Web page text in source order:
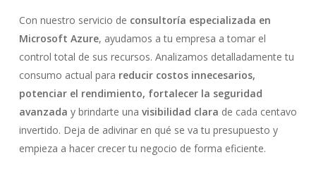
Con nuestro servicio de consultoría especializada en
Microsoft Azure, ayudamos a tu empresa a tomar el
control total de sus recursos. Analizamos detalladamente tu
consumo actual para reducir costos innecesarios,
potenciar el rendimiento, fortalecer la seguridad
avanzada y brindarte una visibilidad clara de cada centavo
invertido. Deja de adivinar en qué se va tu presupuesto y
empieza a hacer crecer tu negocio de forma eficiente.